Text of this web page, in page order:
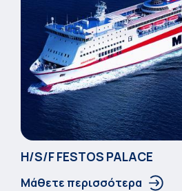
Η/S/F FESTOS PALACΕ
Μάθετε περισσότερα